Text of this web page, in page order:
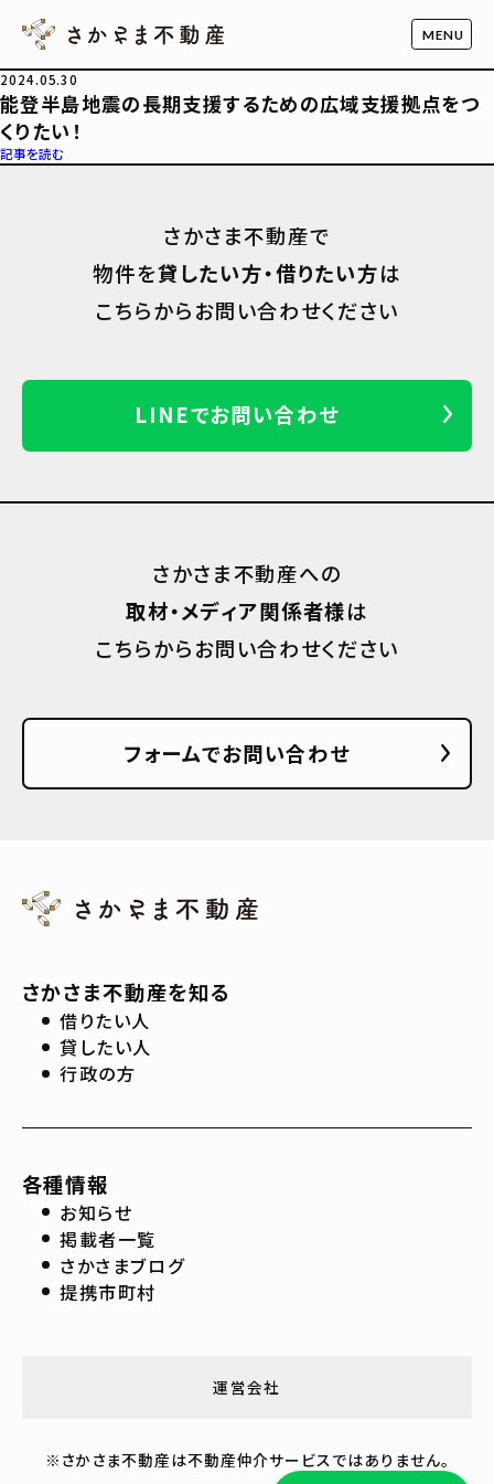
2024.05.30
能登半島地震の長期支援するための広域支援拠点をつ
くりたい！
記事を読む
さかさま不動産で
物件を貸したい方・借りたい方は
こちらからお問い合わせください
LINEでお問い合わせ
さかさま不動産への
取材・メディア関係者様は
こちらからお問い合わせください
フォームでお問い合わせ
さかさま不動産を知る
借りたい人
貸したい人
行政の方
各種情報
お知らせ
掲載者一覧
さかさまブログ
提携市町村
運営会社
※さかさま不動産は不動産仲介サービスではありません。